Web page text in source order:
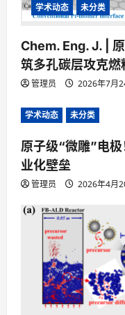
学术动态 未分类
Chem. Eng. J. |
筑多孔碳层攻克
管理员 2026年7月
学术动态 未分类
原子级“微雕”电
业化壁垒
管理员 2026年4月